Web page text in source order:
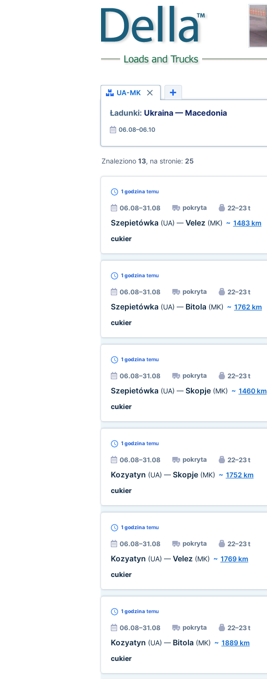
UA-MK
Ładunki: Ukraina — Macedonia
06.08–06.10
Znaleziono 13, na stronie: 25
1 godzinatemu
06.08–31.08 pokryta 22–23 t
Szepietówka (UA) — Velez (MK) ~ 1483 km
cukier
1 godzinatemu
06.08–31.08 pokryta 22–23 t
Szepietówka (UA) — Bitola (MK) ~ 1762 km
cukier
1 godzinatemu
06.08–31.08 pokryta 22–23 t
Szepietówka (UA) — Skopje (MK) ~ 1460 km
cukier
1 godzinatemu
06.08–31.08 pokryta 22–23 t
Kozyatyn (UA) — Skopje (MK) ~ 1752 km
cukier
1 godzinatemu
06.08–31.08 pokryta 22–23 t
Kozyatyn (UA) — Velez (MK) ~ 1769 km
cukier
1 godzinatemu
06.08–31.08 pokryta 22–23 t
Kozyatyn (UA) — Bitola (MK) ~ 1889 km
cukier